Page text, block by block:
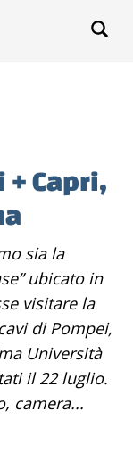
+ Capri,
ubicato in
visitare la
di Pompei,
Università
il 22 luglio.
camera...